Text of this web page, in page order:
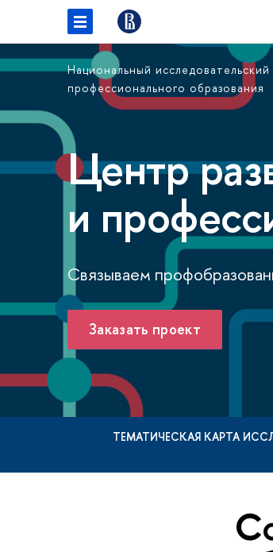
Национальный
профессионального образования
Центр
и
Связываем
Заказать проект
ТЕМАТИЧЕСКАЯ КАРТА